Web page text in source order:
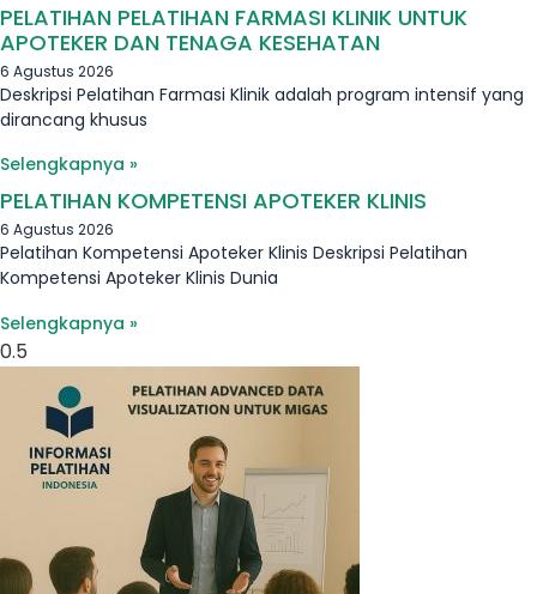
PELATIHAN PELATIHAN FARMASI KLINIK UNTUK
APOTEKER DAN TENAGA KESEHATAN
6 Agustus 2026
Deskripsi Pelatihan Farmasi Klinik adalah program intensif yang
dirancang khusus
Selengkapnya »
PELATIHAN KOMPETENSI APOTEKER KLINIS
6 Agustus 2026
Pelatihan Kompetensi Apoteker Klinis Deskripsi Pelatihan
Kompetensi Apoteker Klinis Dunia
Selengkapnya »